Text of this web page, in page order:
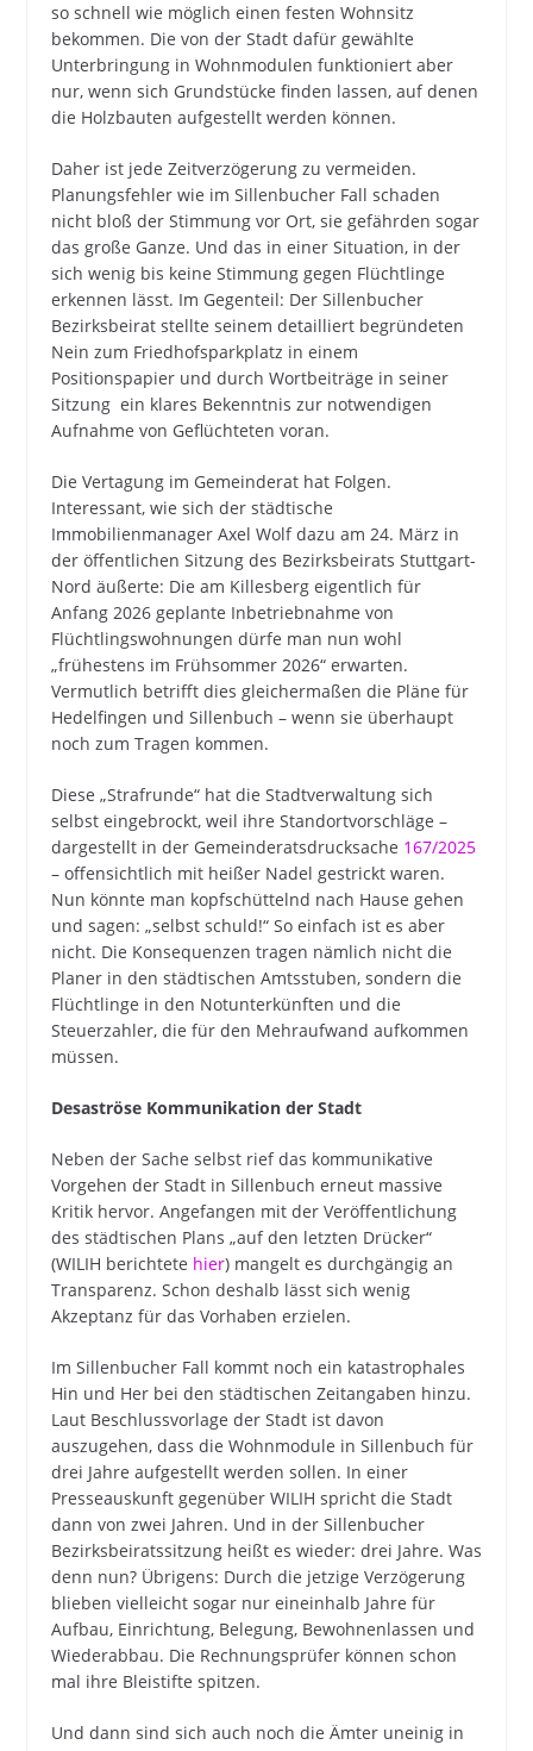
so schnell wie möglich einen festen Wohnsitz
bekommen. Die von der Stadt dafür gewählte
Unterbringung in Wohnmodulen funktioniert aber
nur, wenn sich Grundstücke finden lassen, auf denen
die Holzbauten aufgestellt werden können.
Daher ist jede Zeitverzögerung zu vermeiden.
Planungsfehler wie im Sillenbucher Fall schaden
nicht bloß der Stimmung vor Ort, sie gefährden sogar
das große Ganze. Und das in einer Situation, in der
sich wenig bis keine Stimmung gegen Flüchtlinge
erkennen lässt. Im Gegenteil: Der Sillenbucher
Bezirksbeirat stellte seinem detailliert begründeten
Nein zum Friedhofsparkplatz in einem
Positionspapier und durch Wortbeiträge in seiner
Sitzung ein klares Bekenntnis zur notwendigen
Aufnahme von Geflüchteten voran.
Die Vertagung im Gemeinderat hat Folgen.
Interessant, wie sich der städtische
Immobilienmanager Axel Wolf dazu am 24. März in
der öffentlichen Sitzung des Bezirksbeirats Stuttgart-
Nord äußerte: Die am Killesberg eigentlich für
Anfang 2026 geplante Inbetriebnahme von
Flüchtlingswohnungen dürfe man nun wohl
„frühestens im Frühsommer 2026“ erwarten.
Vermutlich betrifft dies gleichermaßen die Pläne für
Hedelfingen und Sillenbuch – wenn sie überhaupt
noch zum Tragen kommen.
Diese „Strafrunde“ hat die Stadtverwaltung sich
selbst eingebrockt, weil ihre Standortvorschläge –
dargestellt in der Gemeinderatsdrucksache 167/2025
– offensichtlich mit heißer Nadel gestrickt waren.
Nun könnte man kopfschüttelnd nach Hause gehen
und sagen: „selbst schuld!“ So einfach ist es aber
nicht. Die Konsequenzen tragen nämlich nicht die
Planer in den städtischen Amtsstuben, sondern die
Flüchtlinge in den Notunterkünften und die
Steuerzahler, die für den Mehraufwand aufkommen
müssen.
Desaströse Kommunikation der Stadt
Neben der Sache selbst rief das kommunikative
Vorgehen der Stadt in Sillenbuch erneut massive
Kritik hervor. Angefangen mit der Veröffentlichung
des städtischen Plans „auf den letzten Drücker“
(WILIH berichtete hier) mangelt es durchgängig an
Transparenz. Schon deshalb lässt sich wenig
Akzeptanz für das Vorhaben erzielen.
Im Sillenbucher Fall kommt noch ein katastrophales
Hin und Her bei den städtischen Zeitangaben hinzu.
Laut Beschlussvorlage der Stadt ist davon
auszugehen, dass die Wohnmodule in Sillenbuch für
drei Jahre aufgestellt werden sollen. In einer
Presseauskunft gegenüber WILIH spricht die Stadt
dann von zwei Jahren. Und in der Sillenbucher
Bezirksbeiratssitzung heißt es wieder: drei Jahre. Was
denn nun? Übrigens: Durch die jetzige Verzögerung
blieben vielleicht sogar nur eineinhalb Jahre für
Aufbau, Einrichtung, Belegung, Bewohnenlassen und
Wiederabbau. Die Rechnungsprüfer können schon
mal ihre Bleistifte spitzen.
Und dann sind sich auch noch die Ämter uneinig in